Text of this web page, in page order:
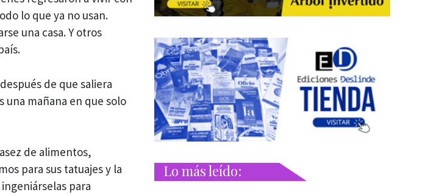
lo que ya no usan.
una casa. Y otros
de que saliera
una mañana en que solo
de alimentos,
para sus tatuajes y la
para
Lo más leído: